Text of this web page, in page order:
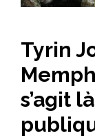
Tyrin
s’agit